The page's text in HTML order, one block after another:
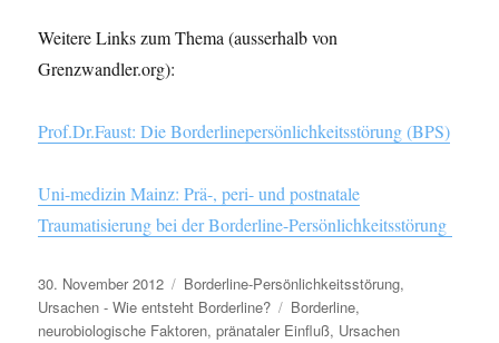
Weitere Links zum Thema (ausserhalb von
Grenzwandler.org):
Prof.Dr.Faust: Die Borderlinepersönlichkeitsstörung (BPS)
Uni-medizin Mainz: Prä-, peri- und postnatale
Traumatisierung bei der Borderline-Persönlichkeitsstörung
Veröffentlicht
am
30. November 2012 Kategorien
Borderline-Persönlichkeitsstörung,
Ursachen - Wie entsteht Borderline?
Schlagwörter
Borderline,
neurobiologische Faktoren,pränataler Einfluß, Ursachen